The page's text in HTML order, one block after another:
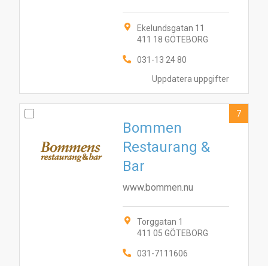
Uppdatera uppgifter
Ekelundsgatan 11
411 18 GÖTEBORG
031-13 24 80
Bommen
Restaurang &
Bar
www.bommen.nu
Torggatan 1
411 05 GÖTEBORG
031-7111606
7